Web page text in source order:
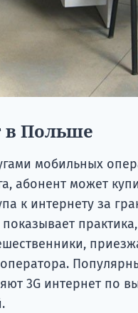
в Польше
мобильных
абонент может
к интернету за
3G интернет по